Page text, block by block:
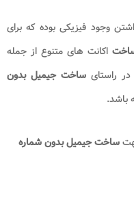
وجود فیزیکی بوده که برای
اکانت های متنوع از جمله
در راستایساخت جیمیل بدون
باشد.
ساخت جیمیل بدون شماره